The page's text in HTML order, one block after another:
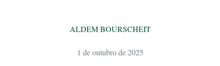
ALDEM BOURSCHEIT
1 de outubro de 2025